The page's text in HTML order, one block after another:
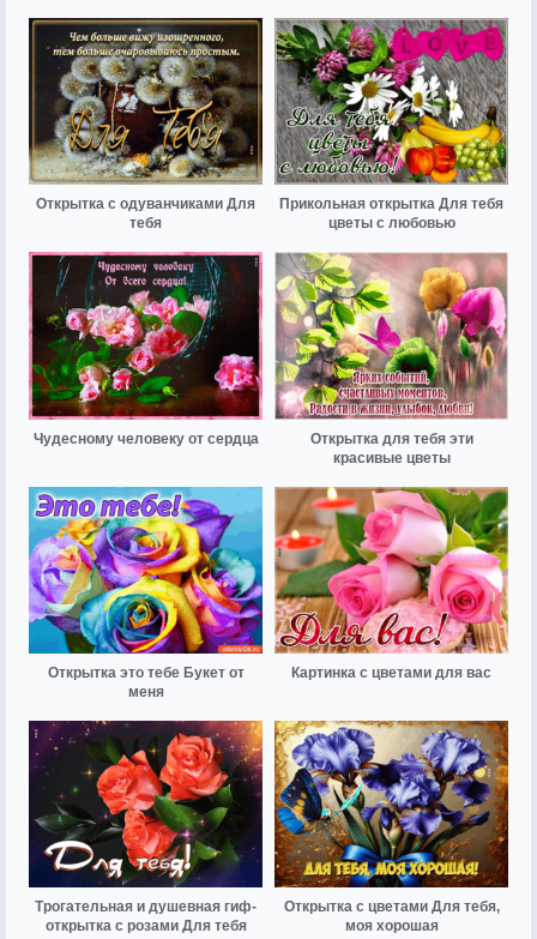
Открытка с одуванчиками Для
тебя
Прикольная открытка Для тебя
цветы с любовью
Чудесному человеку от сердца
Открытка для тебя эти
красивые цветы
Открытка это тебе Букет от
меня
Картинка с цветами для вас
Трогательная и душевная гиф-
открытка с розами Для тебя
Открытка с цветами Для тебя,
моя хорошая